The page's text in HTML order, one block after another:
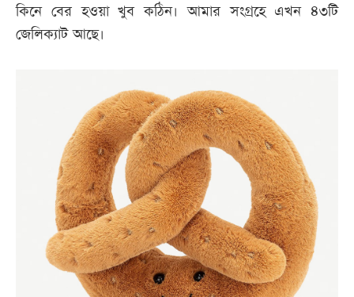
কিনে বের হওয়া খুব কঠিন। আমার সংগ্রহে এখন ৪৩টি
জেলিক্যাট আছে।